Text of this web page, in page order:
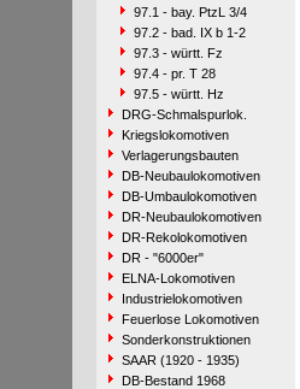
97.1 - bay. PtzL 3/4
97.2 - bad. IX b 1-2
97.3 - württ. Fz
97.4 - pr. T 28
97.5 - württ. Hz
DRG-Schmalspurlok.
Kriegslokomotiven
Verlagerungsbauten
DB-Neubaulokomotiven
DB-Umbaulokomotiven
DR-Neubaulokomotiven
DR-Rekolokomotiven
DR - "6000er"
ELNA-Lokomotiven
Industrielokomotiven
Feuerlose Lokomotiven
Sonderkonstruktionen
SAAR (1920 - 1935)
DB-Bestand 1968